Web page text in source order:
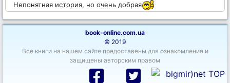
Непонятная история, но очень добрая
book-online.com.ua
© 2019
Все книги на нашем сайте предоставены для ознакомления и
защищены авторским правом